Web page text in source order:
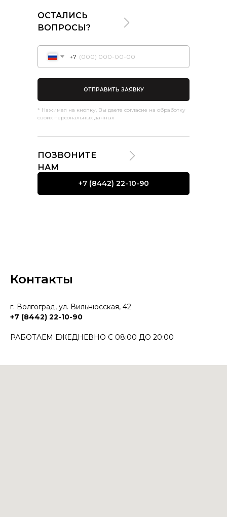
+7 (8442) 22-10-90
ПОЗВОНИТЕ
НАМ
* Нажимая на кнопку, Вы даете согласие на обработку
своих персональных данных
ОСТАЛИСЬ
ВОПРОСЫ?
+7
ОТПРАВИТЬ ЗАЯВКУ
Контакты
г. Волгоград, ул. Вильнюсская, 42
+7 (8442) 22-10-90
РАБОТАЕМ ЕЖЕДНЕВНО С 08:00 ДО 20:00